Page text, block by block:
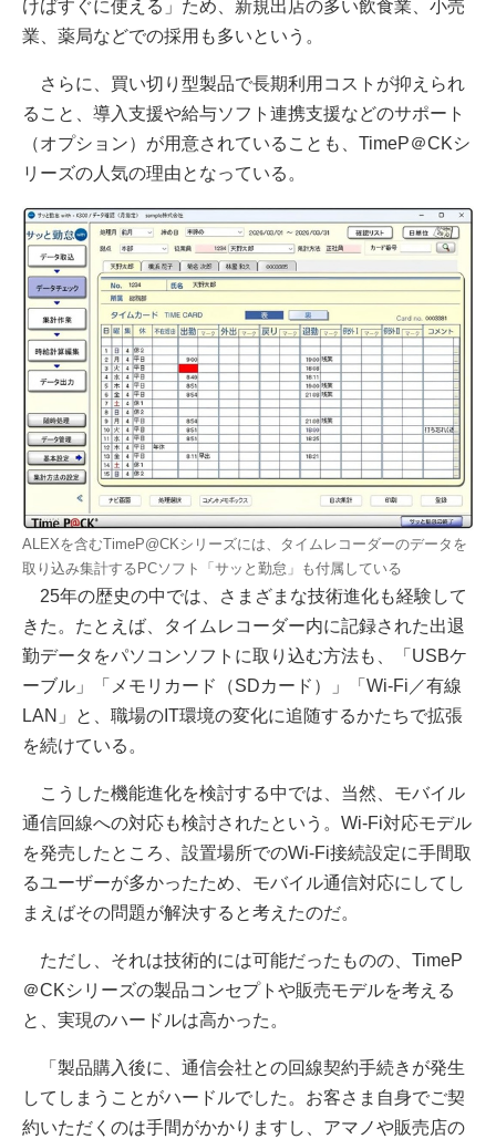
けばすぐに使える」ため、新規出店の多い飲食業、小売
業、薬局などでの採用も多いという。
さらに、買い切り型製品で長期利用コストが抑えられ
ること、導入支援や給与ソフト連携支援などのサポート
（オプション）が用意されていることも、TimeP＠CKシ
リーズの人気の理由となっている。
ALEXを含むTimeP@CKシリーズには、タイムレコーダーのデータを
取り込み集計するPCソフト「サッと勤怠」も付属している
25年の歴史の中では、さまざまな技術進化も経験して
きた。たとえば、タイムレコーダー内に記録された出退
勤データをパソコンソフトに取り込む方法も、「USBケ
ーブル」「メモリカード（SDカード）」「Wi-Fi／有線
LAN」と、職場のIT環境の変化に追随するかたちで拡張
を続けている。
こうした機能進化を検討する中では、当然、モバイル
通信回線への対応も検討されたという。Wi-Fi対応モデル
を発売したところ、設置場所でのWi-Fi接続設定に手間取
るユーザーが多かったため、モバイル通信対応にしてし
まえばその問題が解決すると考えたのだ。
ただし、それは技術的には可能だったものの、TimeP
＠CKシリーズの製品コンセプトや販売モデルを考える
と、実現のハードルは高かった。
「製品購入後に、通信会社との回線契約手続きが発生
してしまうことがハードルでした。お客さま自身でご契
約いただくのは手間がかかりますし、アマノや販売店の